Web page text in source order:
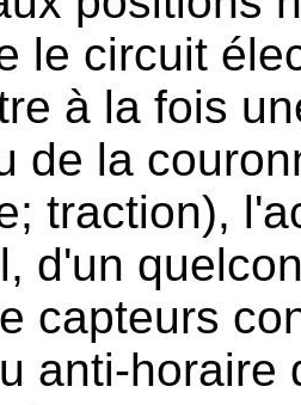
le circuit
à la fois
de la
traction),
d'un
capteurs
anti-horaire